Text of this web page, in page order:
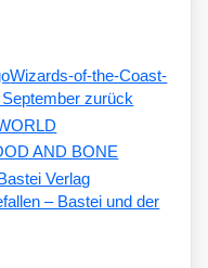
Wizards-of-the-Coast-
zurück
AND BONE
– Bastei und der